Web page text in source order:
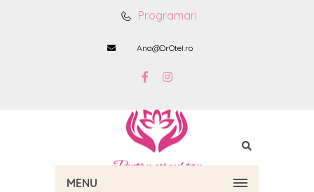
Programari
Ana@DrOtel.ro
MENU